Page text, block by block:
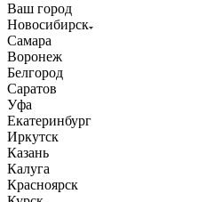
Ваш город
Новосибирск
Самара
Воронеж
Белгород
Саратов
Уфа
Екатеринбург
Иркутск
Казань
Калуга
Красноярск